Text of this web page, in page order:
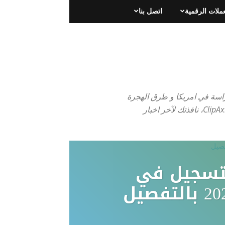
اتصل بنا الرقمية
في امريكا و طرق الهجرة
الى امريكا عن طريق الجرين كارد، فيزا B1، فيزا F1، فيزا زواج K1، و غيرها. هذا و اكثر فقط على موقع كليب اكسيس ClipAxis، نافذتك لآخر اخبار
في